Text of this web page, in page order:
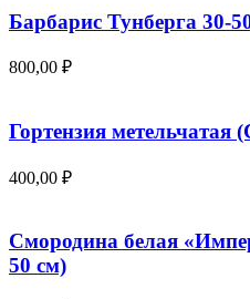
Барбарис Тунберга 30-
800,00 ₽
Гортензия метельчатая
400,00 ₽
Смородина белая
50 см)